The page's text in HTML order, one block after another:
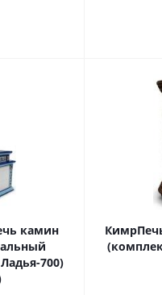
камин
700)